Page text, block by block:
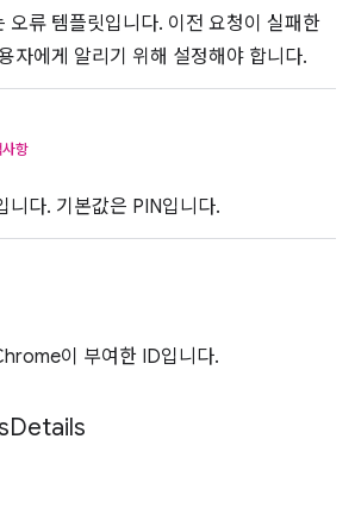
오류 템플릿입니다. 이전 요청이 실패한
자에게 알리기 위해 설정해야 합니다.
항
니다. 기본값은 PIN입니다.
이 부여한 ID입니다.
Details